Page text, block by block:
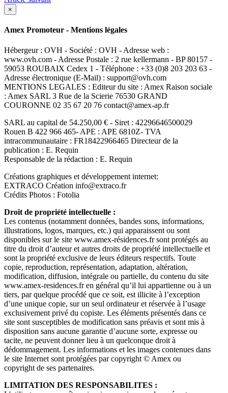
×
Amex Promoteur - Mentions légales
Hébergeur : OVH - Société : OVH - Adresse web :
www.ovh.com - Adresse Postale : 2 rue kellermann - BP 80157 -
59053 ROUBAIX Cedex 1 - Téléphone : +33 (0)8 203 203 63 -
Adresse électronique (E-Mail) : support@ovh.com
MENTIONS LEGALES : Editeur du site : Amex Raison sociale
: Amex SARL 3 Rue de la Scierie 76530 GRAND
COURONNE 02 35 67 20 76 contact@amex-ap.fr
SARL au capital de 54.250,00 € - Siret : 42296646500029
Rouen B 422 966 465- APE : APE 6810Z- TVA
intracommunautaire : FR18422966465 Directeur de la
publication : E. Requin
Responsable de la rédaction : E. Requin
Créations graphiques et développement internet:
EXTRACO Création info@extraco.fr
Crédits Photos : Fotolia
Droit de propriété intellectuelle :
Les contenus (notamment données, bandes sons, informations,
illustrations, logos, marques, etc.) qui apparaissent ou sont
disponibles sur le site www.amex-résidences.fr sont protégés au
titre du droit d’auteur et autres droits de propriété intellectuelle et
sont la propriété exclusive de leurs éditeurs respectifs. Toute
copie, reproduction, représentation, adaptation, altération,
modification, diffusion, intégrale ou partielle, du contenu du site
www.amex-residences.fr en général qu’il lui appartienne ou à un
tiers, par quelque procédé que ce soit, est illicite à l’exception
d’une unique copie, sur un seul ordinateur et réservée à l’usage
exclusivement privé du copiste. Les éléments présentés dans ce
site sont susceptibles de modification sans préavis et sont mis à
disposition sans aucune garantie d’aucune sorte, expresse ou
tacite, ne peuvent donner lieu à un quelconque droit à
dédommagement. Les informations et les images contenues dans
le site Internet sont protégées par copyright © Amex ou
copyright de ses partenaires.
LIMITATION DES RESPONSABILITES :